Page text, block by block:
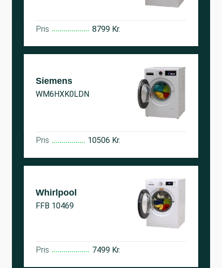
Pris 8799 Kr.
Siemens
WM6HXK0LDN
Pris 10506 Kr.
Whirlpool
FFB 10469
Pris 7499 Kr.